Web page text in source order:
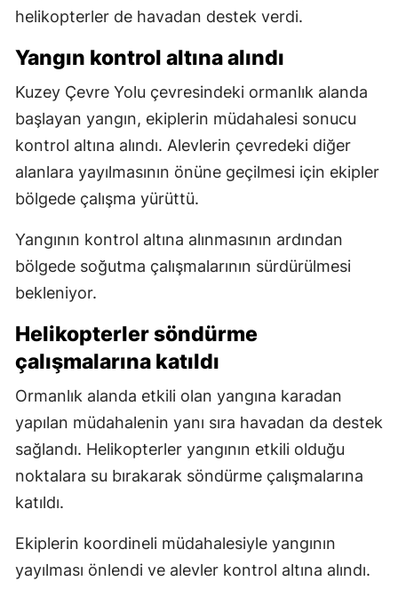
helikopterler de havadan destek verdi.
Yangın kontrol altına alındı
Kuzey Çevre Yolu çevresindeki ormanlık alanda
başlayan yangın, ekiplerin müdahalesi sonucu
kontrol altına alındı. Alevlerin çevredeki diğer
alanlara yayılmasının önüne geçilmesi için ekipler
bölgede çalışma yürüttü.
Yangının kontrol altına alınmasının ardından
bölgede soğutma çalışmalarının sürdürülmesi
bekleniyor.
Helikopterler söndürme
çalışmalarına katıldı
Ormanlık alanda etkili olan yangına karadan
yapılan müdahalenin yanı sıra havadan da destek
sağlandı. Helikopterler yangının etkili olduğu
noktalara su bırakarak söndürme çalışmalarına
katıldı.
Ekiplerin koordineli müdahalesiyle yangının
yayılması önlendi ve alevler kontrol altına alındı.